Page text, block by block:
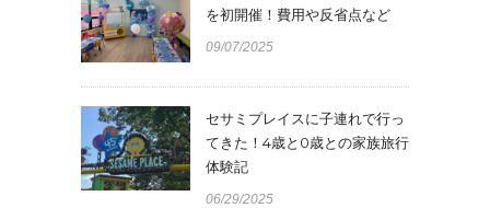
を初開催！費用や反省点など
09/07/2025
セサミプレイスに子連れで行っ
てきた！4歳と0歳との家族旅行
体験記
06/29/2025